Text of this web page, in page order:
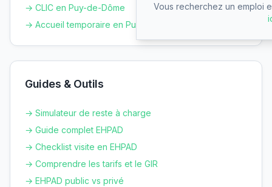
→ CLIC en Puy-de-Dôme
→ Accueil temporaire en Puy-de-Dôme
Guides & Outils
→ Simulateur de reste à charge
→ Guide complet EHPAD
→ Checklist visite en EHPAD
→ Comprendre les tarifs et le GIR
→ EHPAD public vs privé
Vous recherchez un emploi